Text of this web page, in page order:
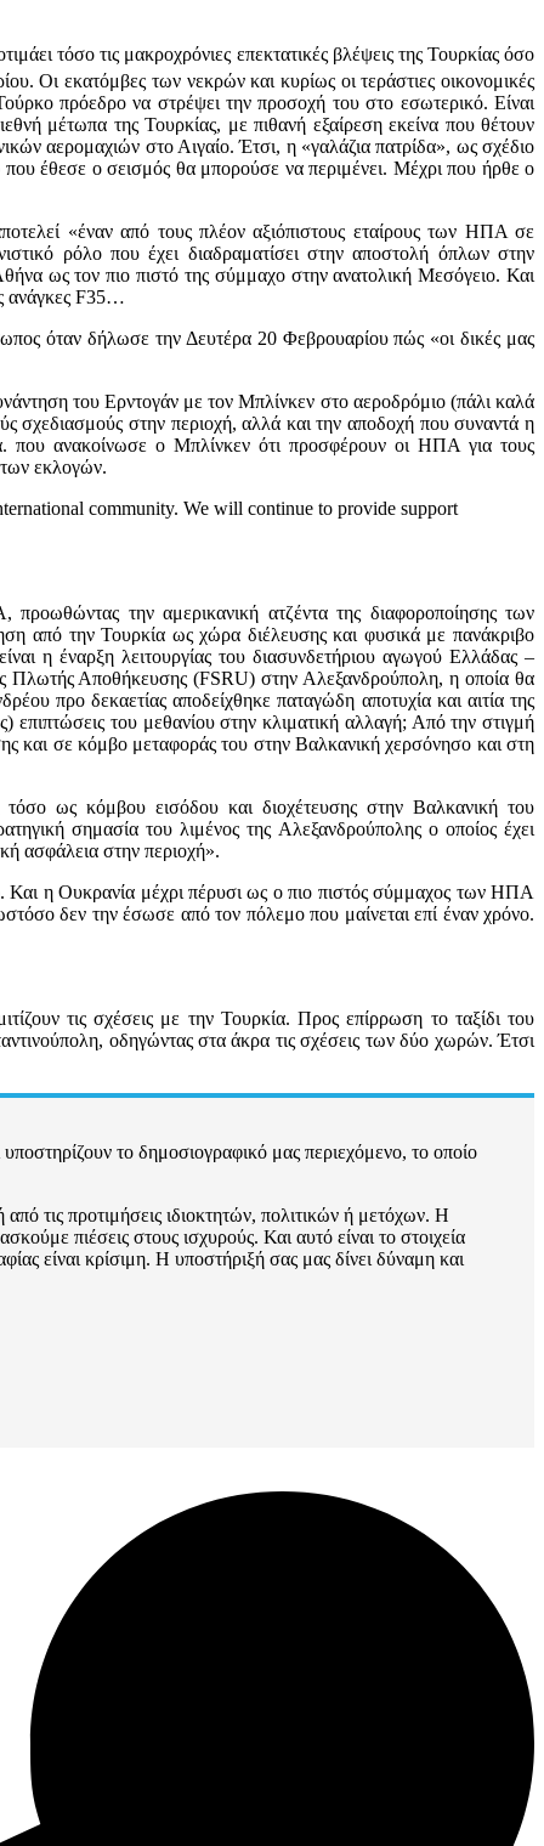
τόσο τις μακροχρόνιες επεκτατικές βλέψεις της Τουρκίας όσο
Οι εκατόμβες των νεκρών και κυρίως οι τεράστιες οικονομικές
πρόεδρο να στρέψει την προσοχή του στο εσωτερικό. Είναι
μέτωπα της Τουρκίας, με πιθανή εξαίρεση εκείνα που θέτουν
αερομαχιών στο Αιγαίο. Έτσι, η «γαλάζια πατρίδα», ως σχέδιο
που έθεσε ο σεισμός θα μπορούσε να περιμένει. Μέχρι που ήρθε ο
«έναν από τους πλέον αξιόπιστους εταίρους των ΗΠΑ σε
ρόλο που έχει διαδραματίσει στην αποστολή όπλων στην
ως τον πιο πιστό της σύμμαχο στην ανατολική Μεσόγειο. Και
ανάγκες F35…
όταν δήλωσε την Δευτέρα 20 Φεβρουαρίου πώς «οι δικές μας
του Ερντογάν με τον Μπλίνκεν στο αεροδρόμιο (πάλι καλά
σχεδιασμούς στην περιοχή, αλλά και την αποδοχή που συναντά η
ανακοίνωσε ο Μπλίνκεν ότι προσφέρουν οι ΗΠΑ για τους
των εκλογών.
community. We will continue to provide support
την αμερικανική ατζέντα της διαφοροποίησης των
από την Τουρκία ως χώρα διέλευσης και φυσικά με πανάκριβο
η έναρξη λειτουργίας του διασυνδετήριου αγωγού Ελλάδας –
Πλωτής Αποθήκευσης (FSRU) στην Αλεξανδρούπολη, η οποία θα
προ δεκαετίας αποδείχθηκε παταγώδη αποτυχία και αιτία της
επιπτώσεις του μεθανίου στην κλιματική αλλαγή; Από την στιγμή
και σε κόμβο μεταφοράς του στην Βαλκανική χερσόνησο και στη
τόσο ως κόμβου εισόδου και διοχέτευσης στην Βαλκανική του
σημασία του λιμένος της Αλεξανδρούπολης ο οποίος έχει
ασφάλεια στην περιοχή».
Και η Ουκρανία μέχρι πέρυσι ως ο πιο πιστός σύμμαχος των ΗΠΑ
δεν την έσωσε από τον πόλεμο που μαίνεται επί έναν χρόνο.
τις σχέσεις με την Τουρκία. Προς επίρρωση το ταξίδι του
οδηγώντας στα άκρα τις σχέσεις των δύο χωρών. Έτσι
το δημοσιογραφικό μας περιεχόμενο, το οποίο
τις προτιμήσεις ιδιοκτητών, πολιτικών ή μετόχων. Η
πιέσεις στους ισχυρούς. Και αυτό είναι το στοιχεία
είναι κρίσιμη. Η υποστήριξή σας μας δίνει δύναμη και